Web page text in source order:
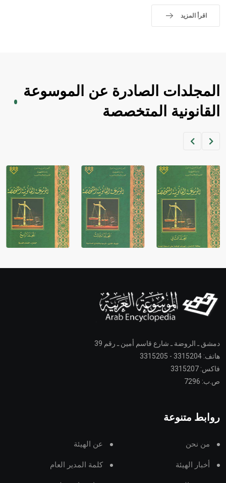
اقرأ المزيد
المجلدات الصادرة عن الموسوعة
القانونية المتخصصة
دمشق ـ الروضة ـ شارع قاسم أمين ـ رقم 39
هاتف: 3315204 - 3315205
فاكس: 3315207
ص.ب: 7296
روابط متنوعة
من نحن عن الهيئة
أخبار الهيئة كلمة المدير العام